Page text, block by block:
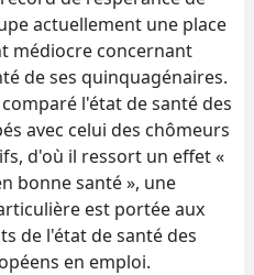
actuellement une place
médiocre concernant
de ses quinquagénaires.
l'état de santé des
avec celui des chômeurs
d'où il ressort un effet «
bonne santé », une
est portée aux
de l'état de santé des
en emploi.